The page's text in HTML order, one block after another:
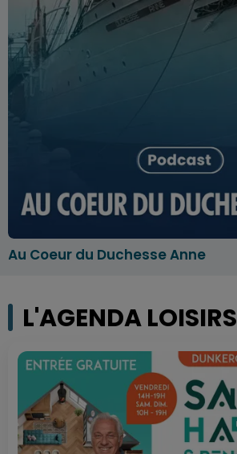
Au Coeur du Duchesse Anne
L'AGENDA LOISIRS